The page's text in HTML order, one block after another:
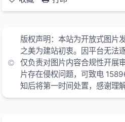
版权声明：本站为开放式图片
之美为建站初衷。因平台无法
仅负责对图片内容合规性开展
片存在侵权问题，可致电
知后将第一时间处置，感谢理解